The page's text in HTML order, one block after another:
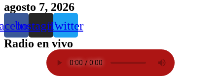
agosto 7, 2026
InstagramTwitter
Radio en vivo